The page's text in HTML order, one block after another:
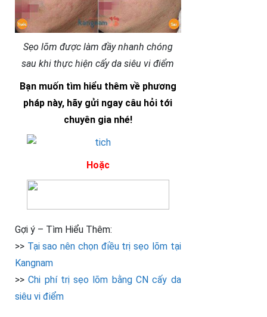
Sẹo lõm được làm đầy nhanh chóng
sau khi thực hiện cấy da siêu vi điểm
Bạn muốn tìm hiểu thêm về phương
pháp này, hãy gửi ngay câu hỏi tới
chuyên gia nhé!
Hoặc
Gợi ý – Tìm Hiểu Thêm:
>> Tại sao nên chọn điều trị sẹo lõm tại
Kangnam
>>Chi phí trị sẹo lõm bằng CN cấy da
siêu vi điểm